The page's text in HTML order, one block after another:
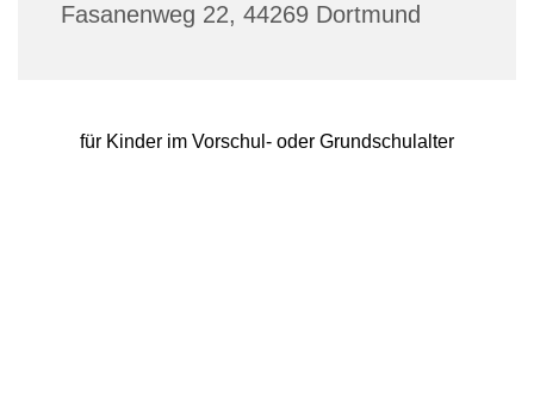
Fasanenweg 22, 44269 Dortmund
für Kinder im Vorschul- oder Grundschulalter